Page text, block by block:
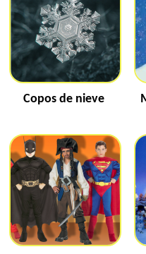
Copos de nieve